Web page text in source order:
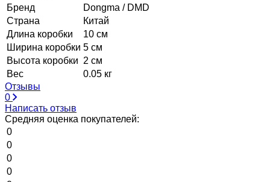
Бренд
Dongma / DMD
Страна
Китай
Длина коробки
10 см
Ширина коробки 5 см
Высота коробки 2 см
Вес
0.05 кг
Отзывы
0
Написать отзыв
Средняя оценка покупателей:
0
0
0
0